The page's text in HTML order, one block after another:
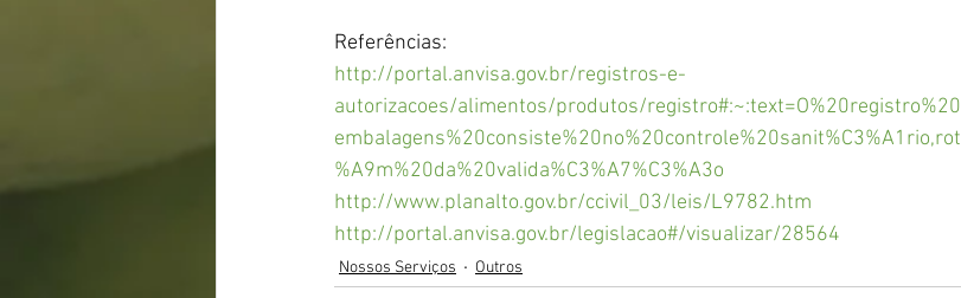
Referências:
http://portal.anvisa.gov.br/registros-e-
autorizacoes/alimentos/produtos/
%A9m%20da%20valida%C3%A7%C3%A3o
http://www.planalto.gov.br/ccivil_03/leis/L9782.htm
http://portal.anvisa.gov.br/legislacao#/visualizar/28564
Nossos Serviços Outros